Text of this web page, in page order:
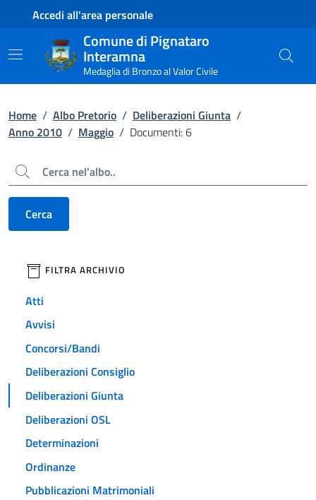
Contenuto principale
Piede di paginaAccedi all'area personale
Comune di Pignataro
Interamna
Medaglia di Bronzo al Valor Civile
Home / Albo Pretorio / Deliberazioni Giunta /
Anno 2010 / Maggio / Documenti: 6
Cerca
Cerca
filtri da applicare
FILTRA ARCHIVIO
Atti
Avvisi
Concorsi/Bandi
Deliberazioni Consiglio
Deliberazioni Giunta
Deliberazioni OSL
Determinazioni
Ordinanze
Pubblicazioni Matrimoniali